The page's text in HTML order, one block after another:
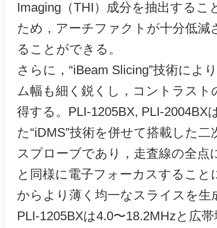
Imaging（THI）成分を抽出するこ
ため，アーチファクトが十分低減
ることができる。
さらに，“iBeam Slicing”技術によ
ム幅も細く鋭くし，コントラスト
得する。PLI-1205BX, PLI-2004BX
た“iDMS”技術を併せて搭載した
スプローブであり，走査線の全点
と同様に電子フォーカスすること
からより薄く均一なスライスを生
PLI-1205BXは4.0〜18.2MHzと広